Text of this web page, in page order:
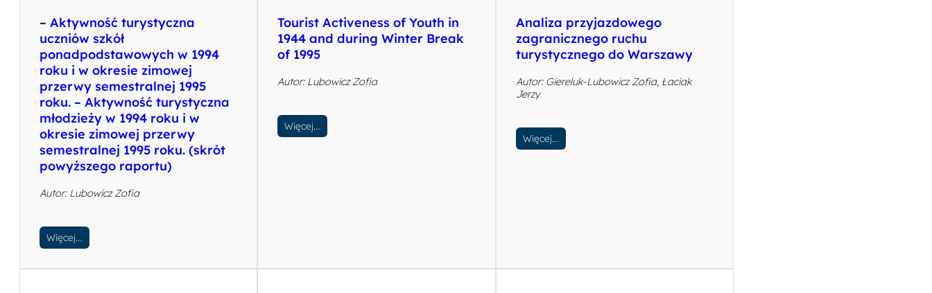
– Aktywność turystyczna
uczniów szkół
ponadpodstawowych w 1994
roku i w okresie zimowej
przerwy semestralnej 1995
roku. – Aktywność turystyczna
młodzieży w 1994 roku i w
okresie zimowej przerwy
semestralnej 1995 roku. (skrót
powyższego raportu)
Autor: Lubowicz Zofia
Więcej…
Tourist Activeness of Youth in
1944 and during Winter Break
of 1995
Autor: Lubowicz Zofia
Więcej…
Analiza przyjazdowego
zagranicznego ruchu
turystycznego do Warszawy
Autor: Giereluk-Lubowicz Zofia, Łaciak
Jerzy
Więcej…